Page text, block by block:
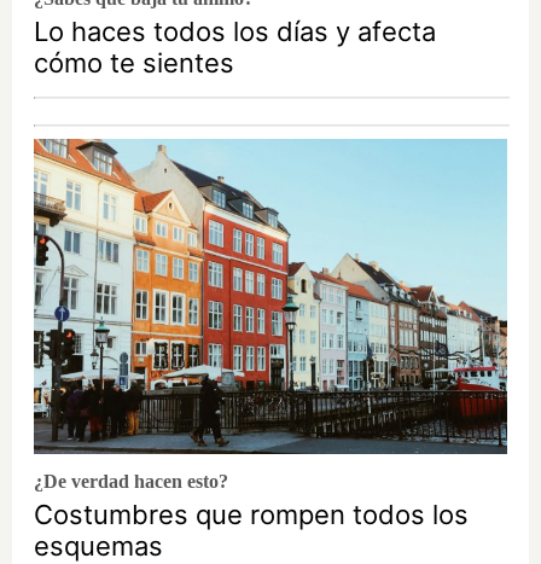
Lo haces todos los días y afecta
cómo te sientes
¿De verdad hacen esto?
Costumbres que rompen todos los
esquemas